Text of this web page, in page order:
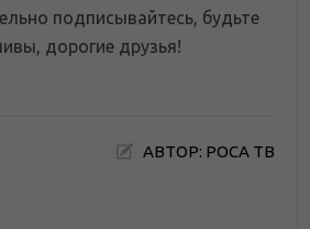
подписывайтесь, будьте
дорогие друзья!
АВТОР: РОСА ТВ